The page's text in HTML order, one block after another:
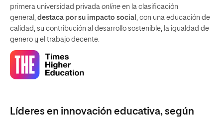
primera universidad privada online en la clasificación
general, destaca por su impacto social , con una educación de
calidad, su contribución al desarrollo sostenible, la igualdad de
genero y el trabajo decente.
Líderes en innovación educativa, según